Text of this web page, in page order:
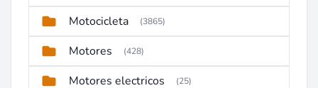
Motocicleta (3865)
Motores (428)
Motores electricos (25)